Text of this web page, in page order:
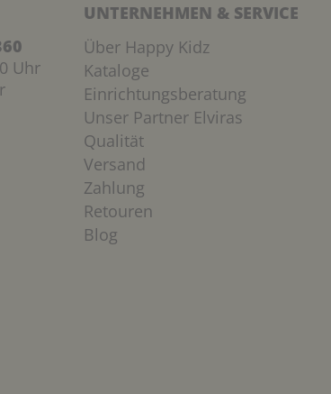
Uhr
UNTERNEHMEN & SERVICE
Über Happy Kidz
Kataloge
Einrichtungsberatung
Unser Partner Elviras
Qualität
Versand
Zahlung
Retouren
Blog